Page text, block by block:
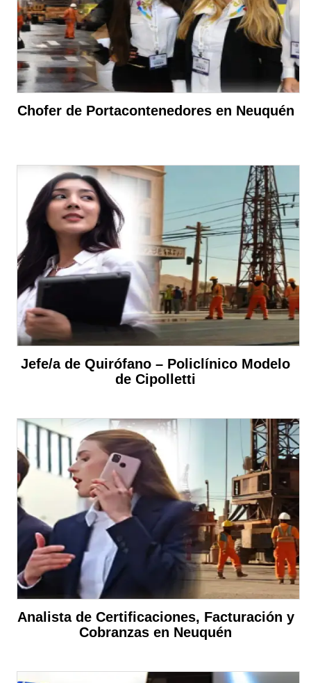
Chofer de Portacontenedores en Neuquén
Jefe/a de Quirófano – Policlínico Modelo
de Cipolletti
Analista de Certificaciones, Facturación y
Cobranzas en Neuquén